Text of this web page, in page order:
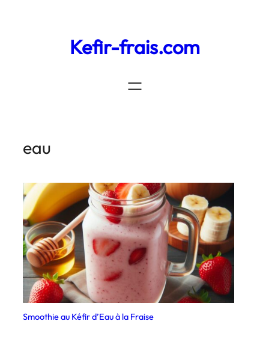
Kefir-frais.com
eau
Smoothie au Kéfir d’Eau à la Fraise